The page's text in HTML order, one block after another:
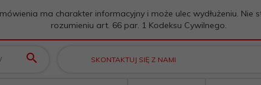
ma charakter informacyjny i może ulec wydłużeniu.
rozumieniu art. 66 par. 1 Kodeksu Cywilnego.
SKONTAKTUJ SIĘ Z NAMI